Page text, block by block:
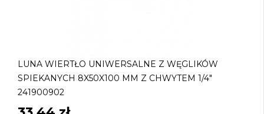
LUNA WIERTŁO UNIWERSALNE Z WĘGLIKÓW
SPIEKANYCH 8X50X100 MM Z CHWYTEM 1/4"
241900902